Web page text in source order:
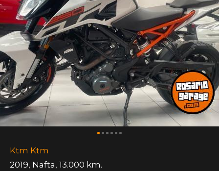
Ktm Ktm
2019, Nafta, 13.000 km.